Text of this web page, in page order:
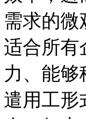
需求的微
适合所有
力、能够
遣用工形